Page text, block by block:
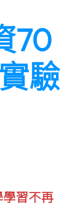
70
驗
習不再